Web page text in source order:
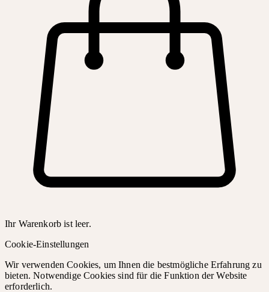
Ihr Warenkorb ist leer.
Cookie-Einstellungen
Wir verwenden Cookies, um Ihnen die bestmögliche Erfahrung zu
bieten. Notwendige Cookies sind für die Funktion der Website
erforderlich.